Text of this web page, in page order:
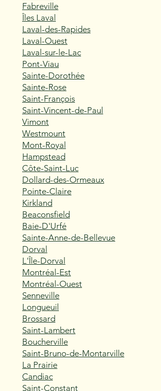
Fabreville
Îles Laval
Laval-des-Rapides
Laval-Ouest
Laval-sur-le-Lac
Pont-Viau
Sainte-Dorothée
Sainte-Rose
Saint-François
Saint-Vincent-de-Paul
Vimont
Westmount
Mont-Royal
Hampstead
Côte-Saint-Luc
Dollard-des-Ormeaux
Pointe-Claire
Kirkland
Beaconsfield
Baie-D'Urfé
Sainte-Anne-de-Bellevue
Dorval
L'Île-Dorval
Montréal-Est
Montréal-Ouest
Senneville
Longueuil
Brossard
Saint-Lambert
Boucherville
Saint-Bruno-de-Montarville
La Prairie
Candiac
Saint-Constant